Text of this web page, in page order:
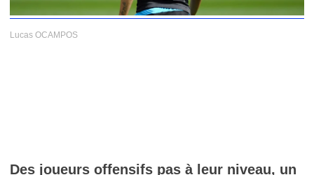
Lucas OCAMPOS
Des joueurs offensifs pas à leur niveau, un